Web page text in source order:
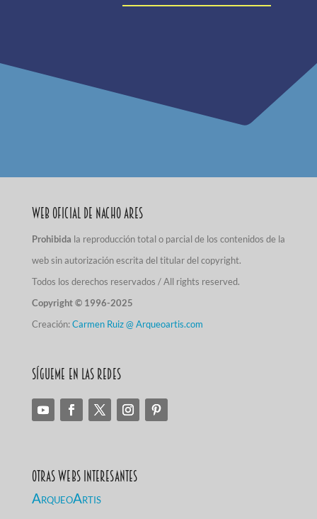
Web Oficial de Nacho Ares
Prohibida la reproducción total o parcial de los contenidos de la
web sin autorización escrita del titular del copyright.
Todos los derechos reservados / All rights reserved.
Copyright © 1996-2025
Creación:Carmen Ruiz @ Arqueoartis.com
Sígueme en las redes
Otras Webs Interesantes
ArqueoArtis